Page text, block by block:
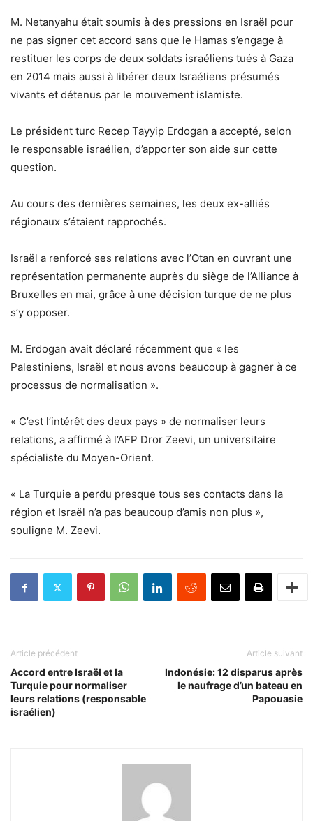
M. Netanyahu était soumis à des pressions en Israël pour
ne pas signer cet accord sans que le Hamas s’engage à
restituer les corps de deux soldats israéliens tués à Gaza
en 2014 mais aussi à libérer deux Israéliens présumés
vivants et détenus par le mouvement islamiste.
Le président turc Recep Tayyip Erdogan a accepté, selon
le responsable israélien, d’apporter son aide sur cette
question.
Au cours des dernières semaines, les deux ex-alliés
régionaux s’étaient rapprochés.
Israël a renforcé ses relations avec l’Otan en ouvrant une
représentation permanente auprès du siège de l’Alliance à
Bruxelles en mai, grâce à une décision turque de ne plus
s’y opposer.
M. Erdogan avait déclaré récemment que « les
Palestiniens, Israël et nous avons beaucoup à gagner à ce
processus de normalisation ».
« C’est l’intérêt des deux pays » de normaliser leurs
relations, a affirmé à l’AFP Dror Zeevi, un universitaire
spécialiste du Moyen-Orient.
« La Turquie a perdu presque tous ses contacts dans la
région et Israël n’a pas beaucoup d’amis non plus »,
souligne M. Zeevi.
Article précédent
Accord entre Israël et la
Turquie pour normaliser
leurs relations (responsable
israélien)
Article suivant
Indonésie: 12 disparus après
le naufrage d’un bateau en
Papouasie